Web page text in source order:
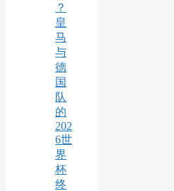
？
皇
马
与
德
国
队
的
202
6世
界
杯
终